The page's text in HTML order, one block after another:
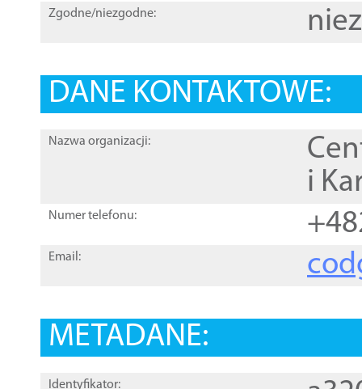
Zgodne/niezgodne:
DANE KONTAKTOWE:
Nazwa organizacji:
i
Numer telefonu:
Email:
METADANE:
Identyfikator: